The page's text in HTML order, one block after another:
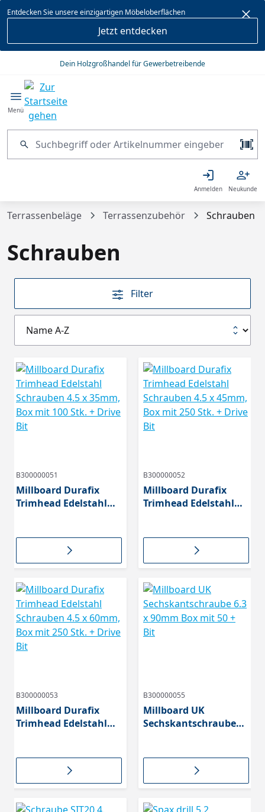
springen
Entdecken Sie unsere einzigartigen Möbeloberflächen
Jetzt entdecken
Dein Holzgroßhandel für Gewerbetreibende
Menü
Anmelden Neukunde
Terrassenbeläge Terrassenzubehör Schrauben
Schrauben
Filter
B300000051
Millboard Durafix
Trimhead Edelstahl
Stk. + Drive Bit
B300000052
Millboard Durafix
Trimhead Edelstahl
Stk. + Drive Bit
B300000053
Millboard Durafix
Trimhead Edelstahl
Stk. + Drive Bit
B300000055
Millboard UK
Sechskantschraube